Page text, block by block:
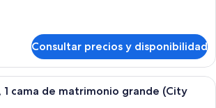
Consultar precios y disponibilidad
Una habitación de hotel moderna
1 cama de matrimonio grande (City